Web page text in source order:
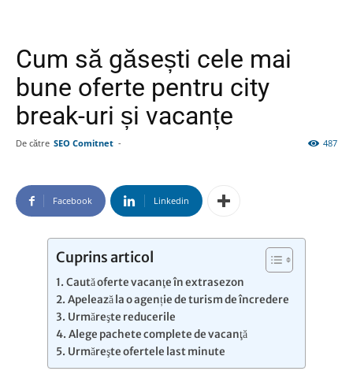
Cum să găsești cele mai
bune oferte pentru city
break-uri și vacanțe
De către SEO Comitnet - 487
Facebook Linkedin
Cuprins articol
Caută oferte vacanţe în extrasezon
Apelează la o agenție de turism de încredere
Urmăreşte reducerile
Alege pachete complete de vacanţă
Urmăreşte ofertele last minute